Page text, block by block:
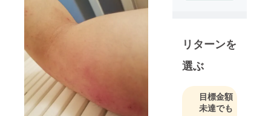
リターンを
選ぶ
目標金額
未達でも